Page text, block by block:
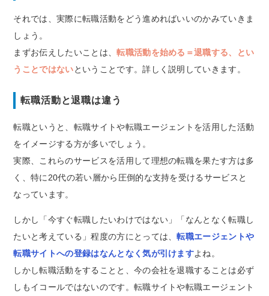
それでは、実際に転職活動をどう進めればいいのかみていきま
しょう。
まずお伝えしたいことは、転職活動を始める＝退職する、とい
うことではないということです。詳しく説明していきます。
転職活動と退職は違う
転職というと、転職サイトや転職エージェントを活用した活動
をイメージする方が多いでしょう。
実際、これらのサービスを活用して理想の転職を果たす方は多
く、特に20代の若い層から圧倒的な支持を受けるサービスと
なっています。
しかし「今すぐ転職したいわけではない」「なんとなく転職し
たいと考えている」程度の方にとっては、転職エージェントや
転職サイトへの登録はなんとなく気が引けますよね。
しかし転職活動をすることと、今の会社を退職することは必ず
しもイコールではないのです。転職サイトや転職エージェント